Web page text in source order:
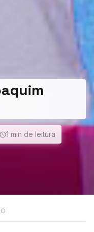
1 min de leitura